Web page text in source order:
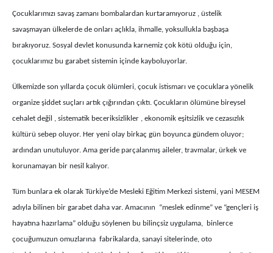
Çocuklarımızı savaş zamanı bombalardan kurtaramıyoruz , üstelik
savaşmayan ülkelerde de onları açlıkla, ihmalle, yoksullukla başbaşa
bırakıyoruz. Sosyal devlet konusunda karnemiz çok kötü olduğu için,
çocuklarımız bu garabet sistemin içinde kayboluyorlar.
Ülkemizde son yıllarda çocuk ölümleri, çocuk istismarı ve çocuklara yönelik
organize şiddet suçları artık çığırından çıktı. Çocukların ölümüne bireysel
cehalet değil , sistematik beceriksizlikler , ekonomik eşitsizlik ve cezasızlık
kültürü sebep oluyor. Her yeni olay birkaç gün boyunca gündem oluyor;
ardından unutuluyor. Ama geride parçalanmış aileler, travmalar, ürkek ve
korunamayan bir nesil kalıyor.
Tüm bunlara ek olarak Türkiye’de Mesleki Eğitim Merkezi sistemi, yani MESEM
adıyla bilinen bir garabet daha var. Amacının “meslek edinme” ve “gençleri iş
hayatına hazırlama” olduğu söylenen bu bilinçsiz uygulama, binlerce
çocuğumuzun omuzlarına fabrikalarda, sanayi sitelerinde, oto